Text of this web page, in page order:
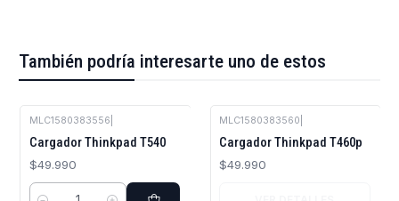
También podría interesarte uno de estos
MLC1580383556
Cargador Thinkpad T540
$49.990
MLC1580383560
Cargador Thinkpad T460p
$49.990